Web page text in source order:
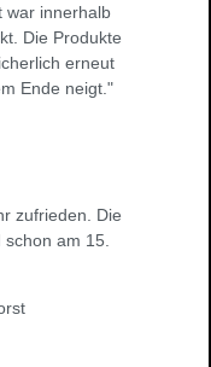
war innerhalb
Die Produkte
erneut
Ende neigt."
zufrieden. Die
am 15.